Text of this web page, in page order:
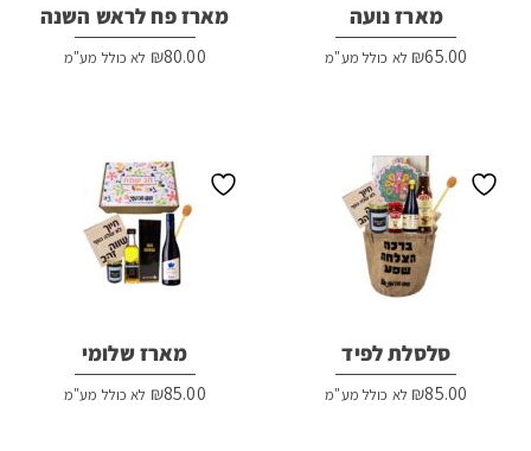
מארז נועה
₪65.00 לא כולל מע"מ
מארז פח לראש השנה
₪80.00 לא כולל מע"מ
סלסלת לפיד
₪85.00 לא כולל מע"מ
מארז שלומי
₪85.00 לא כולל מע"מ